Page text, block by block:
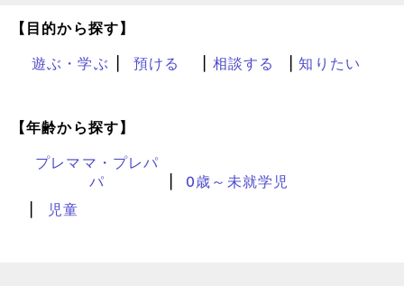
【目的から探す】
遊ぶ・学ぶ 預ける 相談する 知りたい
【年齢から探す】
プレママ・プレパ
パ
0歳～未就学児
児童